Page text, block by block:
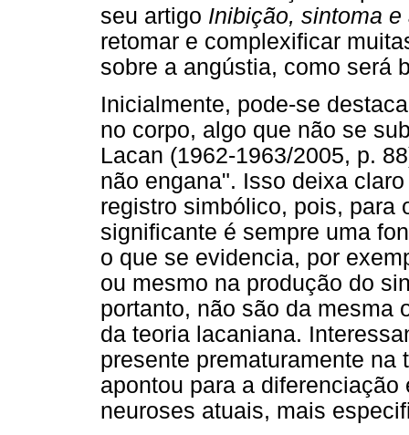
seu artigo Inibição, sintoma e
retomar e complexificar
sobre a angústia, como será
Inicialmente, pode-se
no corpo, algo que não se
Lacan (1962-1963/2005, p.
não engana". Isso deixa
registro simbólico, pois, para
significante é sempre uma
o que se evidencia, por
ou mesmo na produção do
portanto, não são da mesma
da teoria lacaniana.
presente prematuramente na
apontou para a
neuroses atuais, mais